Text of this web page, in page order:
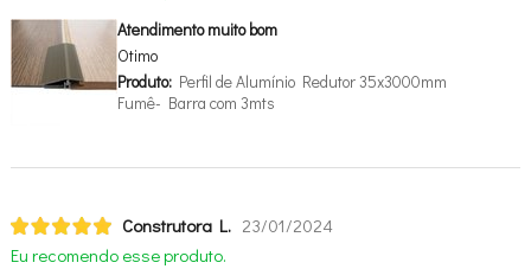
Atendimento muito bom
Otimo
Produto:Perfil de Alumínio Redutor 35x3000mm
Fumê- Barra com 3mts
Construtora L. 23/01/2024
Eu recomendo esse produto.